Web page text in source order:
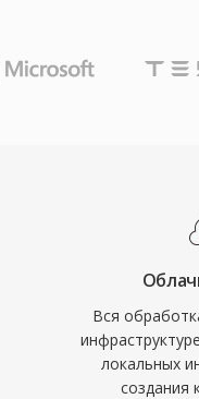
Вся
локальных
создания